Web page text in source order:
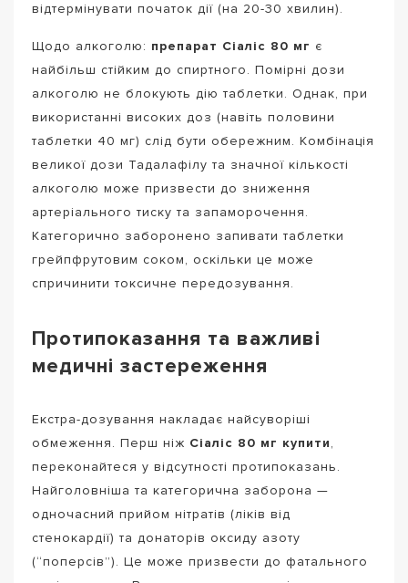
відтермінувати початок дії (на 20-30 хвилин).
Щодо алкоголю: препарат Сіаліс 80 мг є
найбільш стійким до спиртного. Помірні дози
алкоголю не блокують дію таблетки. Однак, при
використанні високих доз (навіть половини
таблетки 40 мг) слід бути обережним. Комбінація
великої дози Тадалафілу та значної кількості
алкоголю може призвести до зниження
артеріального тиску та запаморочення.
Категорично заборонено запивати таблетки
грейпфрутовим соком, оскільки це може
спричинити токсичне передозування.
Протипоказання та важливі
медичні застереження
Екстра-дозування накладає найсуворіші
обмеження. Перш ніж Сіаліс 80 мг купити,
переконайтеся у відсутності протипоказань.
Найголовніша та категорична заборона —
одночасний прийом нітратів (ліків від
стенокардії) та донаторів оксиду азоту
(“поперсів”). Це може призвести до фатального